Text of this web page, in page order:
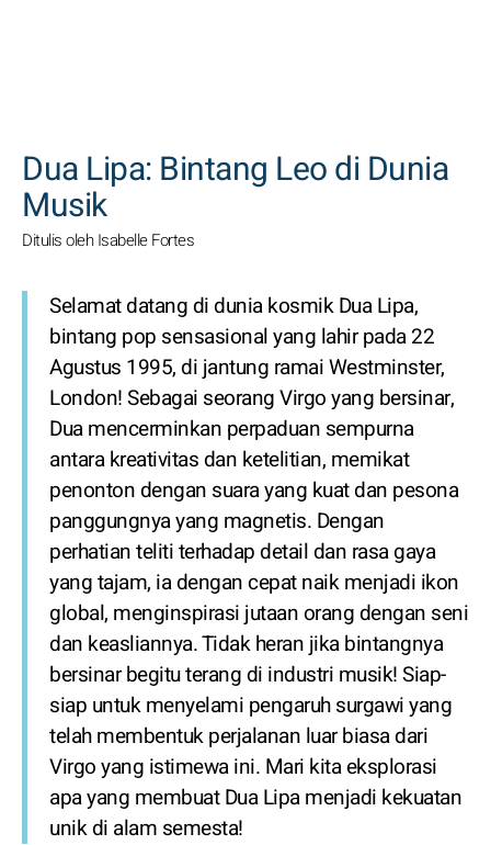
Dua Lipa: Bintang Leo di Dunia
Musik
Ditulis oleh Isabelle Fortes
Selamat datang di dunia kosmik Dua Lipa,
bintang pop sensasional yang lahir pada 22
Agustus 1995, di jantung ramai Westminster,
London! Sebagai seorang Virgo yang bersinar,
Dua mencerminkan perpaduan sempurna
antara kreativitas dan ketelitian, memikat
penonton dengan suara yang kuat dan pesona
panggungnya yang magnetis. Dengan
perhatian teliti terhadap detail dan rasa gaya
yang tajam, ia dengan cepat naik menjadi ikon
global, menginspirasi jutaan orang dengan seni
dan keasliannya. Tidak heran jika bintangnya
bersinar begitu terang di industri musik! Siap-
siap untuk menyelami pengaruh surgawi yang
telah membentuk perjalanan luar biasa dari
Virgo yang istimewa ini. Mari kita eksplorasi
apa yang membuat Dua Lipa menjadi kekuatan
unik di alam semesta!